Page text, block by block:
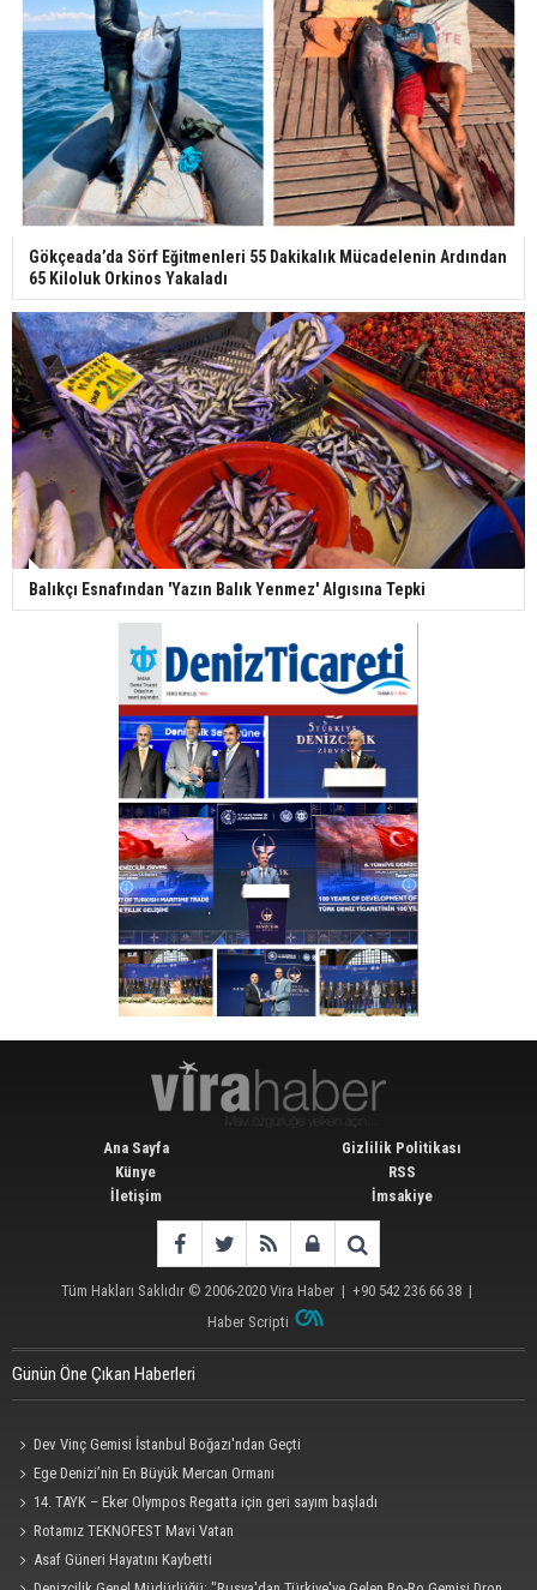
Gökçeada’da Sörf Eğitmenleri 55 Dakikalık Mücadelenin Ardından
65 Kiloluk Orkinos Yakaladı
Balıkçı Esnafından 'Yazın Balık Yenmez' Algısına Tepki
Ana Sayfa
Künye
İletişim
Gizlilik Politikası
RSS
İmsakiye
Tüm Hakları Saklıdır © 2006-2020 Vira Haber | +90 542 236 66 38 |
Haber Scripti
Günün Öne Çıkan Haberleri
Dev Vinç Gemisi İstanbul Boğazı'ndan Geçti
Ege Denizi’nin En Büyük Mercan Ormanı
14. TAYK – Eker Olympos Regatta için geri sayım başladı
Rotamız TEKNOFEST Mavi Vatan
Asaf Güneri Hayatını Kaybetti